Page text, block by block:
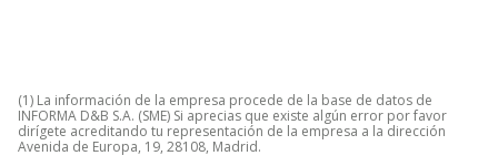
(1) La información de la empresa procede de la base de datos de
INFORMA D&B S.A. (SME) Si aprecias que existe algún error por favor
dirígete acreditando tu representación de la empresa a la dirección
Avenida de Europa, 19, 28108, Madrid.